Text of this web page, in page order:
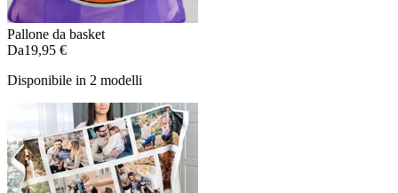
Pallone da basket
Da19,95 €
Disponibile in 2 modelli